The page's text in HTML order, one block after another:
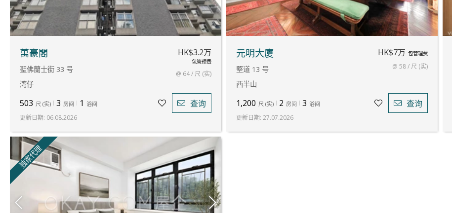
萬豪閣
聖佛蘭士街 33 号
湾仔
HK$3.2万
包管理费
@ 64 / 尺 (实)
503 尺 (实) 3 房间 1 浴间 查询
更新日期: 06.08.2026
元明大廈
堅道 13 号
西半山
HK$7万 包管理费
@ 58 / 尺 (实)
1,200 尺 (实) 2 房间 3 浴间 查询
更新日期: 27.07.2026
独家代理